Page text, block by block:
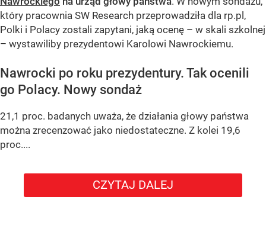
który pracownia SW Research przeprowadziła dla rp.pl,
Polki i Polacy zostali zapytani, jaką ocenę – w skali szkolnej
– wystawiliby prezydentowi Karolowi Nawrockiemu.
Nawrocki po roku prezydentury. Tak ocenili
go Polacy. Nowy sondaż
21,1 proc. badanych uważa, że działania głowy państwa
można zrecenzować jako niedostateczne. Z kolei 19,6
proc....
CZYTAJ DALEJ